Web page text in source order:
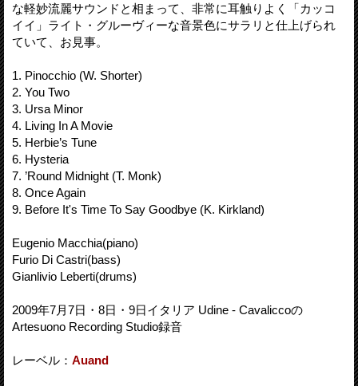
な軽妙流麗サウンドと相まって、非常に耳触りよく「カッコ
イイ」ライト・グルーヴィーな音景色にサラリと仕上げられ
ていて、お見事。
1. Pinocchio (W. Shorter)
2. You Two
3. Ursa Minor
4. Living In A Movie
5. Herbie’s Tune
6. Hysteria
7. ’Round Midnight (T. Monk)
8. Once Again
9. Before It's Time To Say Goodbye (K. Kirkland)
Eugenio Macchia(piano)
Furio Di Castri(bass)
Gianlivio Leberti(drums)
2009年7月7日・8日・9日イタリア Udine - Cavaliccoの
Artesuono Recording Studio録音
レーベル： Auand